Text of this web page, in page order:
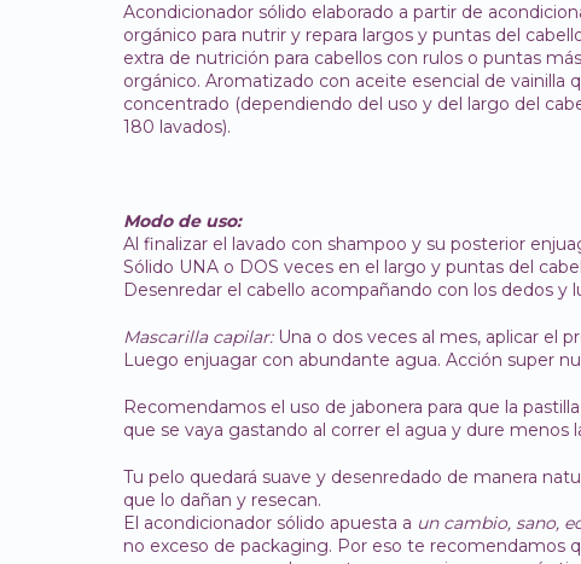
Acondicionador sólido elaborado a partir de
orgánico para nutrir y repara largos y puntas del
extra de nutrición para cabellos con rulos o puntas
orgánico. Aromatizado con aceite esencial de vainilla
concentrado (dependiendo del uso y del largo del
180 lavados).
Modo de uso:
Al finalizar el lavado con shampoo y su posterior
Sólido UNA o DOS veces en el largo y puntas del
Desenredar el cabello acompañando con los dedos y
Mascarilla capilar:Una o dos veces al mes, aplicar el
Luego enjuagar con abundante agua. Acción super
Recomendamos el uso de jabonera para que la
que se vaya gastando al correr el agua y dure menos
Tu pelo quedará suave y desenredado de manera
que lo dañan y resecan.
El acondicionador sólido apuesta a un cambio, sano,
no exceso de packaging. Por eso te recomendamos